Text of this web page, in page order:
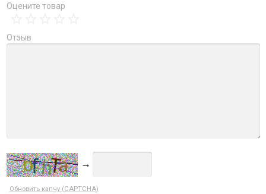
Оцените товар
Отзыв
→
Обновить капчу (CAPTCHA)